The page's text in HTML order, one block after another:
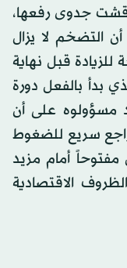
جدوى رفعها،
التضخم لا يزال
قبل نهاية
بدأ بالفعل دورة
مسؤولوه على أن
سريع للضغوط
مفتوحاً أمام مزيد
الاقتصادية